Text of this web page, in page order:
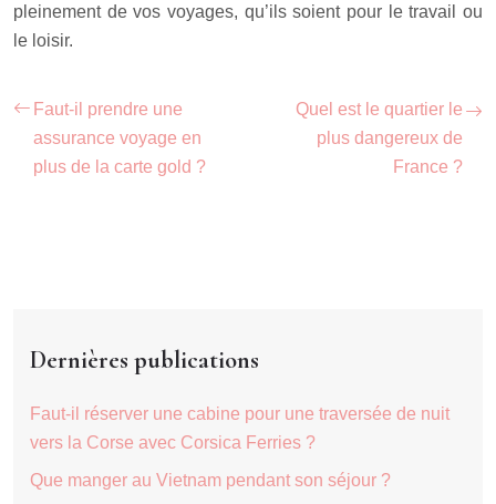
pleinement de vos voyages, qu’ils soient pour le travail ou
le loisir.
Faut-il prendre une
assurance voyage en
plus de la carte gold ?
Quel est le quartier le
plus dangereux de
France ?
Dernières publications
Faut-il réserver une cabine pour une traversée de nuit
vers la Corse avec Corsica Ferries ?
Que manger au Vietnam pendant son séjour ?